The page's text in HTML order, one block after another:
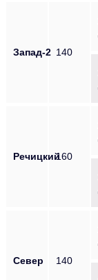
Запад-2 140
Речицкий160
Север 140